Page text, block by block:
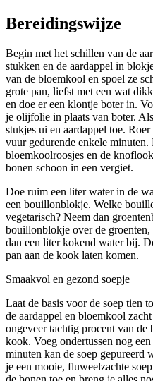
Bereidingswijze
Begin met het schillen van de
stukken en de aardappel in
van de bloemkool en spoel ze
grote pan, liefst met een wat
en doe er een klontje boter in.
je olijfolie in plaats van boter.
stukjes ui en aardappel toe.
vuur gedurende enkele
bloemkoolroosjes en de
bonen schoon in een vergiet.
Doe ruim een liter water in de
een bouillonblokje. Welke
vegetarisch? Neem dan
bouillonblokje over de
dan een liter kokend water bij.
pan aan de kook laten komen.
Smaakvol en gezond soepje
Laat de basis voor de soep tien
de aardappel en bloemkool
ongeveer tachtig procent van
kook. Voeg ondertussen nog
minuten kan de soep gepureerd
je een mooie, fluweelzachte